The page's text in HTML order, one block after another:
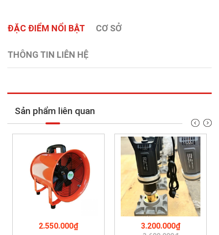
ĐẶC ĐIỂM NỔI BẬT CƠ SỞ
THÔNG TIN LIÊN HỆ
Sản phẩm liên quan
2.550.000₫ 3.200.000₫